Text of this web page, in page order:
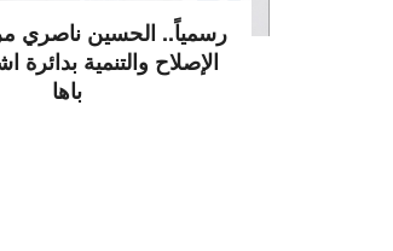
رسمياً.. الحسين
الإصلاح والتنمية بدائرة
باها